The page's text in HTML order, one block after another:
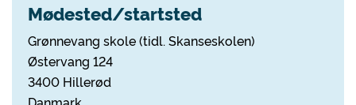
Mødested/startsted
Grønnevang skole (tidl. Skanseskolen)
Østervang 124
3400 Hillerød